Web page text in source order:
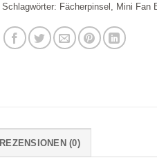
Schlagwörter: Fächerpinsel Mini Fan
REZENSIONEN (0)